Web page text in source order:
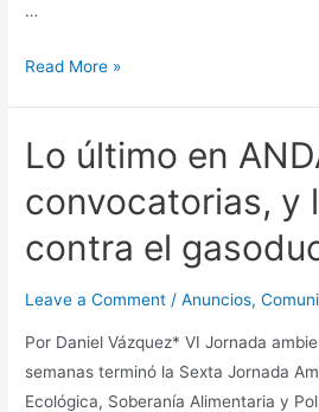
…
Convocatoria
miembros
Nueva
fecha
Read More »
Lo último en
convocatorias, y
contra el
Leave a Comment /Anuncios,
Por Daniel Vázquez* VI Jornada
semanas terminó la Sexta Jornada
Ecológica, Soberanía Alimentaria y